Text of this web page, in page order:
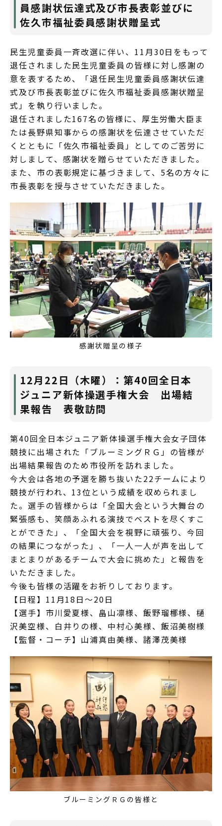
員感謝状伝達式及び市長表彰並びに
佐久市福祉委員感謝状贈呈式
民生児童委員一斉改選に伴い、11月30日をもって
退任されました民生児童委員の皆様に対し感謝の
意を表するため、「退任民生児童委員感謝状伝達
式及び市長表彰並びに佐久市福祉委員感謝状贈呈
式」を執り行いました。
退任されました167名の皆様に、厚生労働大臣ま
たは長野県知事からの感謝状を伝達させていただ
くとともに「佐久市福祉委員」としてのご苦労に
対しまして、感謝状を贈らせていただきました。
また、市の表彰規定に基づきまして、5名の方々に
市長表彰を授与させていただきました。
感謝状贈呈の様子
12月22日（木曜）：第40回全日本
ジュニア新体操選手権大会 出場結
果報告 表敬訪問
第40回全日本ジュニア新体操選手権大会女子団体
競技に出場された「ブルーミングＲＧ」の皆様が
出場結果報告のため市役所を訪れました。
今大会は各地の予選を勝ち抜いた22チームにより
競技が行われ、13位という成績を収められまし
た。選手の皆様からは「全国大会という大舞台の
緊張感も、笑顔あふれる演技でベストを尽くすこ
とができた」、「全国大会を視野に頑張り、今回
の結果につながった」、「一人一人が声を出して
まとまりがあるチームで大会に挑めた」と報告を
いただきました。
今後も皆様の活躍をお祈りしております。
【日程】11月18日～20日
【選手】市川愛夏様、畠山凛様、飯野瑠梛様、樋
沢美空様、白井りの様、中村心美様、飯沼美樹様
【監督・コーチ】山浦真由美様、諸澤茂美様
ブルーミングＲＧの皆様と